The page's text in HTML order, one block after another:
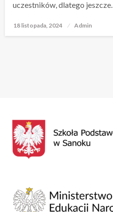
uczestników, dlatego jeszcze…
Opublikowane
18 listopada, 2024 Admin